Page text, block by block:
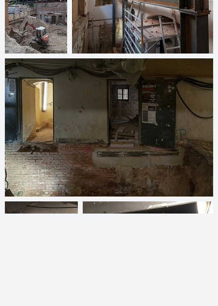
KulturKellerei | Königstraße 93 | 90402 Nürnberg
Datenschutzerklärung
© 2026kultur-kellerei.de